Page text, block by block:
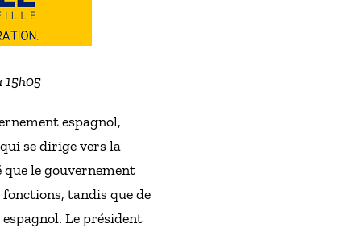
15h05
espagnol,
se dirige vers la
que le gouvernement
tandis que de
Le président